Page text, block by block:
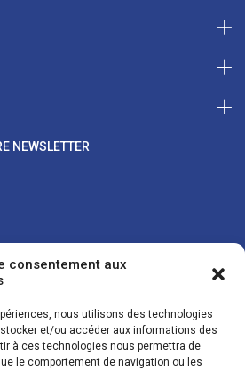
consentement aux
nous utilisons des technologies
et/ou accéder aux informations des
à ces technologies nous permettra de
le comportement de navigation ou les
NEWSLETTER